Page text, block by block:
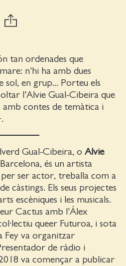
tan ordenades que
n'hi ha amb dues
sol, en grup... Porteu els
l'Alvie Gual-Cibeira que
amb contes de temàtica i
Gual-Cibeira, o Alvie
és un artista
ser actor, treballa com a
càstings. Els seus projectes
escèniques i les musicals.
Cactus amb l'Álex
queer Futuroa, i sota
Fey va organitzar
de ràdio i
va començar a publicar